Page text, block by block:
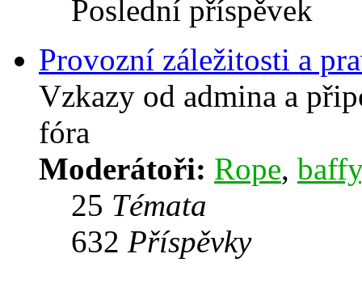
Poslední příspěvek
Provozní záležitosti a
Vzkazy od admina a
fóra
Moderátoři: Rope, baffy
25 Témata
632 Příspěvky